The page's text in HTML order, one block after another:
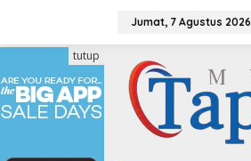
Jumat, 7 Agustus 2026
tutup